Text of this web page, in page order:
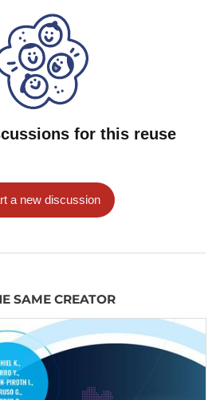
for this reuse
a new discussion
SAME CREATOR